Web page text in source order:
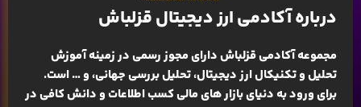
درباره آکادمی ارز دیجیتال قزلباش
مجموعه آکادمی قزلباش دارای مجوز رسمی در زمینهآموزش
تحلیل و تکنیکال ارز دیجیتال، تحلیل بررسی جهانی، و … است.
برای ورود به دنیای بازار های مالی کسب اطلاعات و دانش کافی در